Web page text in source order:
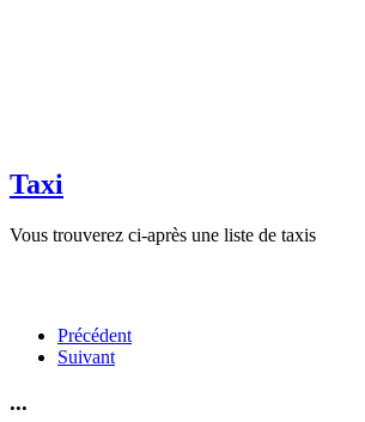
Taxi
Vous trouverez ci-après une liste de taxis
Précédent
Suivant
...